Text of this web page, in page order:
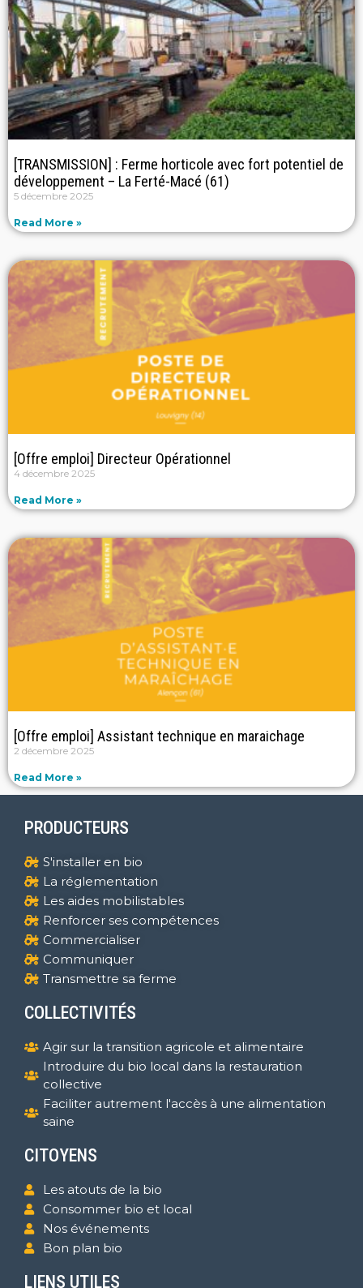
[TRANSMISSION] : Ferme horticole avec fort potentiel de
développement – La Ferté-Macé (61)
5 décembre 2025
Read More »
[Offre emploi] Directeur Opérationnel
4 décembre 2025
Read More »
[Offre emploi] Assistant technique en maraichage
2 décembre 2025
Read More »
PRODUCTEURS
S'installer en bio
La réglementation
Les aides mobilistables
Renforcer ses compétences
Commercialiser
Communiquer
Transmettre sa ferme
COLLECTIVITÉS
Agir sur la transition agricole et alimentaire
Introduire du bio local dans la restauration
collective
Faciliter autrement l'accès à une alimentation
saine
CITOYENS
Les atouts de la bio
Consommer bio et local
Nos événements
Bon plan bio
LIENS UTILES